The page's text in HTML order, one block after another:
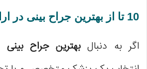
10 تا از بهترین جراح بینی در اراک را بشناسید!
اگر به دنبالبهترین جراح بینی